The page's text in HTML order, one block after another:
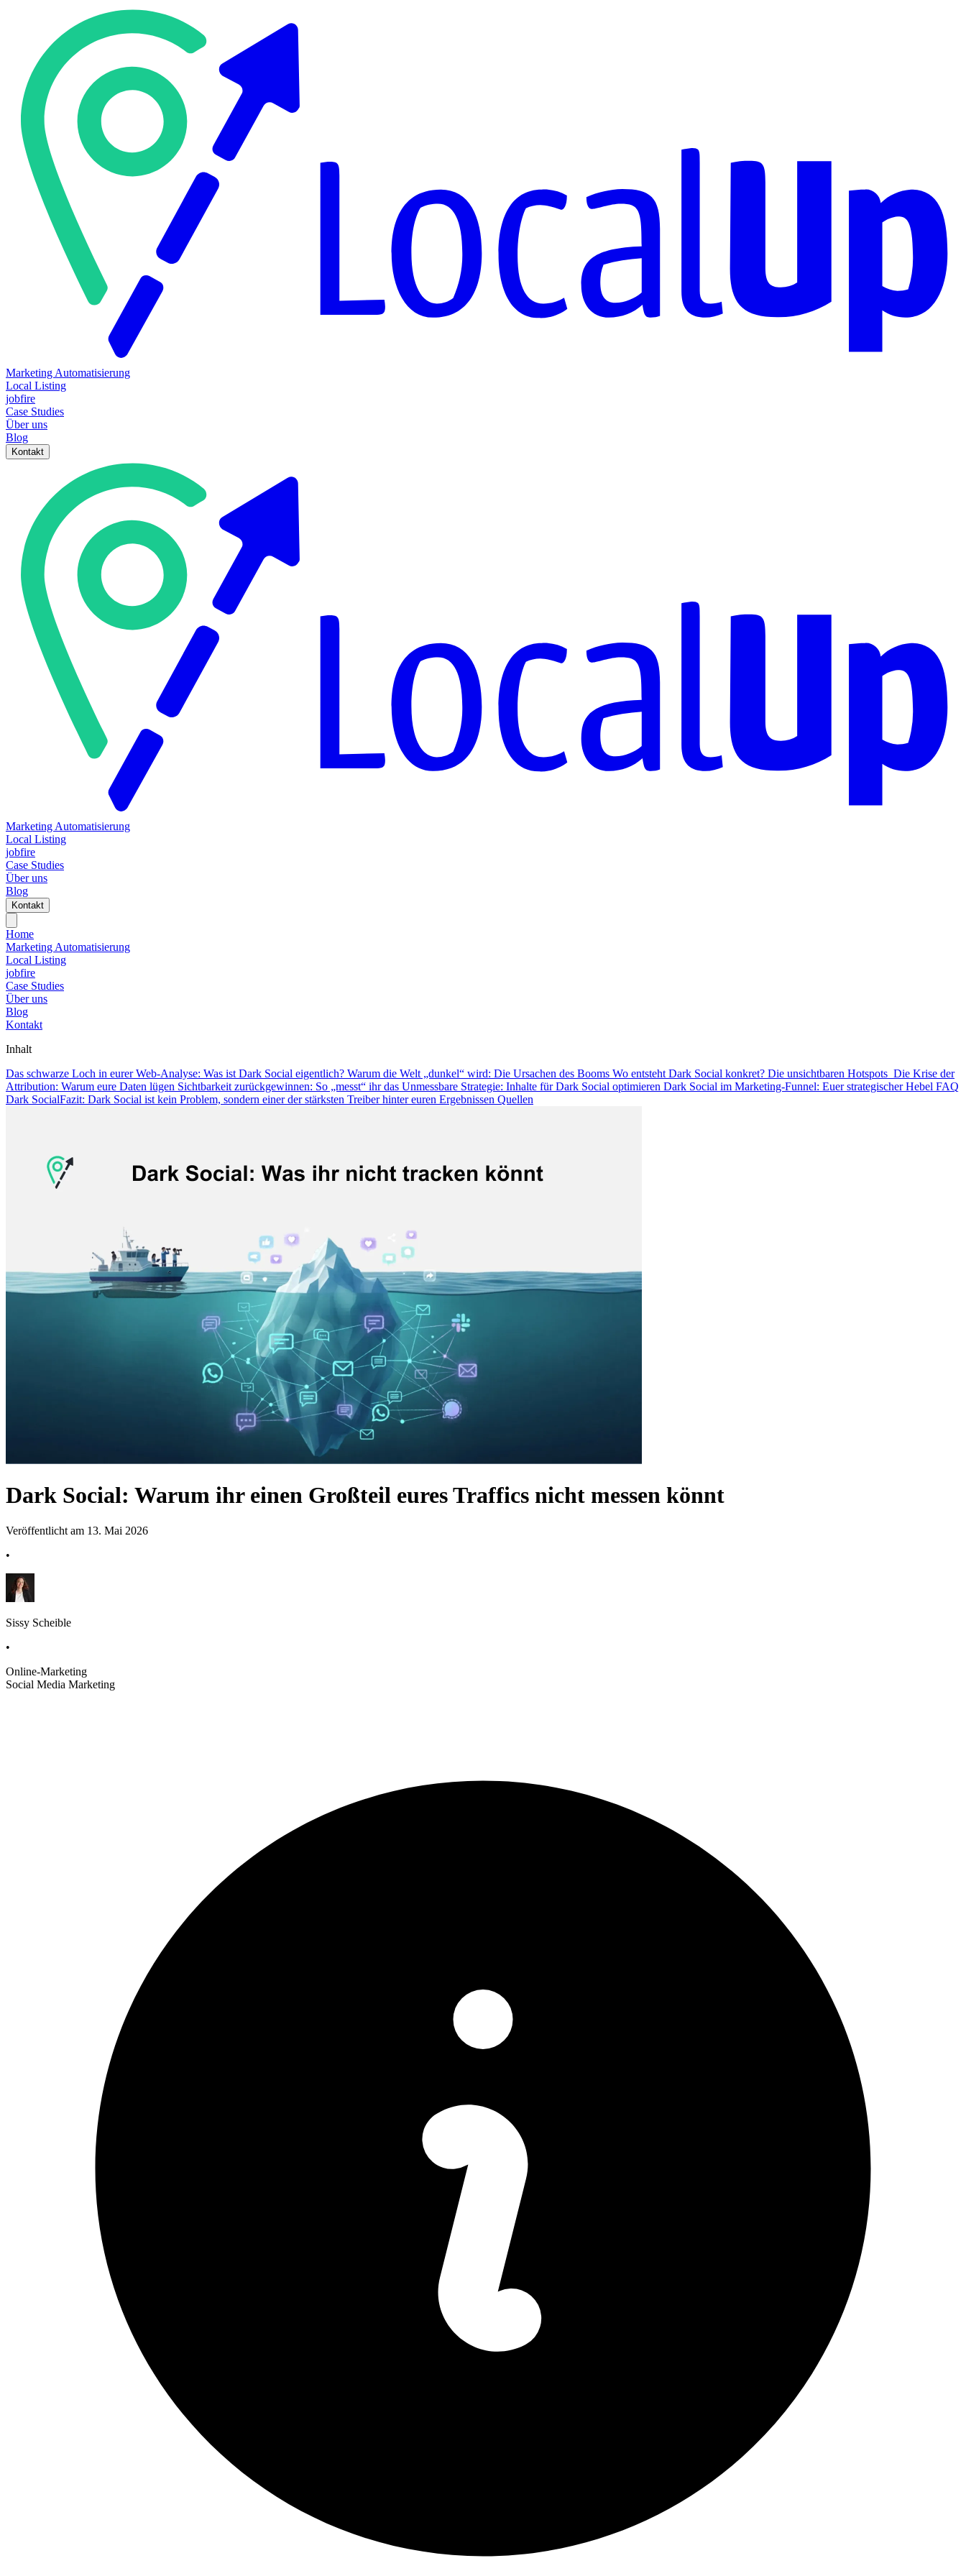
Marketing Automatisierung
Local Listing
jobfire
Case Studies
Über uns
Blog
Kontakt
Marketing Automatisierung
Local Listing
jobfire
Case Studies
Über uns
Blog
Kontakt
Home
Marketing Automatisierung
Local Listing
jobfire
Case Studies
Über uns
Blog
Kontakt
Inhalt
Das schwarze Loch in eurer Web-Analyse: Was ist Dark Social eigentlich? Warum die Welt „dunkel“ wird: Die Ursachen des Booms Wo entsteht Dark Social konkret? Die unsichtbaren Hotspots Die Krise der
Attribution: Warum eure Daten lügen Sichtbarkeit zurückgewinnen: So „messt“ ihr das Unmessbare Strategie: Inhalte für Dark Social optimieren Dark Social im Marketing-Funnel: Euer strategischer Hebel FAQ
Dark SocialFazit: Dark Social ist kein Problem, sondern einer der stärksten Treiber hinter euren Ergebnissen Quellen
Dark Social: Warum ihr einen Großteil eures Traffics nicht messen könnt
Veröffentlicht am 13. Mai 2026
•
Sissy Scheible
•
Online-Marketing
Social Media Marketing